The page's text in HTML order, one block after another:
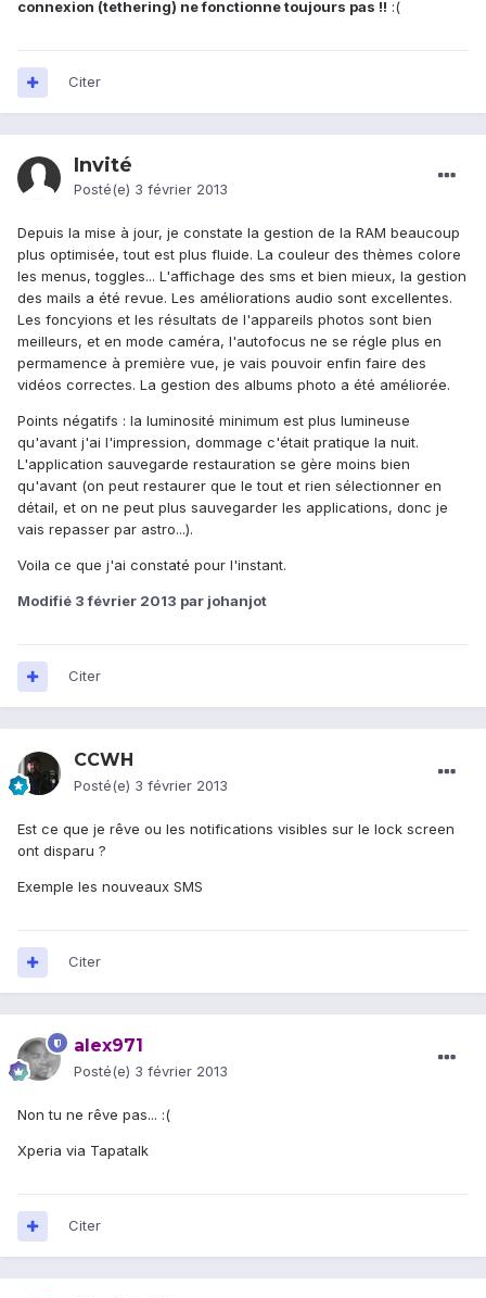
connexion (tethering) ne fonctionne toujours pas !! :(
Citer
Invité
Posté(e) 3 février 2013
Depuis la mise à jour, je constate la gestion de la RAM beaucoup
plus optimisée, tout est plus fluide. La couleur des thèmes colore
les menus, toggles... L'affichage des sms et bien mieux, la gestion
des mails a été revue. Les améliorations audio sont excellentes.
Les foncyions et les résultats de l'appareils photos sont bien
meilleurs, et en mode caméra, l'autofocus ne se régle plus en
permamence à première vue, je vais pouvoir enfin faire des
vidéos correctes. La gestion des albums photo a été améliorée.
Points négatifs : la luminosité minimum est plus lumineuse
qu'avant j'ai l'impression, dommage c'était pratique la nuit.
L'application sauvegarde restauration se gère moins bien
qu'avant (on peut restaurer que le tout et rien sélectionner en
détail, et on ne peut plus sauvegarder les applications, donc je
vais repasser par astro...).
Voila ce que j'ai constaté pour l'instant.
Modifié 3 février 2013 par johanjot
Citer
CCWH
Posté(e) 3 février 2013
Est ce que je rêve ou les notifications visibles sur le lock screen
ont disparu ?
Exemple les nouveaux SMS
Citer
alex971
Posté(e) 3 février 2013
Non tu ne rêve pas... :(
Xperia via Tapatalk
Citer